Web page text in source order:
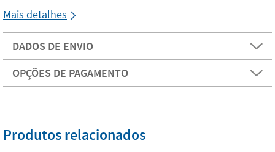
Mais detalhes
DADOS DE ENVIO
OPÇÕES DE PAGAMENTO
Produtos relacionados